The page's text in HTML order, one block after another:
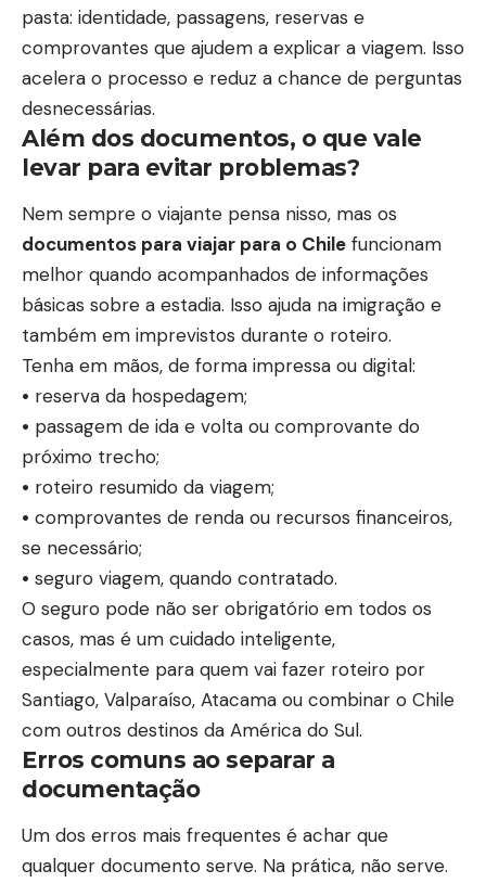
pasta: identidade, passagens, reservas e
comprovantes que ajudem a explicar a viagem. Isso
acelera o processo e reduz a chance de perguntas
desnecessárias.
Além dos documentos, o que vale
levar para evitar problemas?
Nem sempre o viajante pensa nisso, mas os
documentos para viajar para o Chile funcionam
melhor quando acompanhados de informações
básicas sobre a estadia. Isso ajuda na imigração e
também em imprevistos durante o roteiro.
Tenha em mãos, de forma impressa ou digital:
• reserva da hospedagem;
• passagem de ida e volta ou comprovante do
próximo trecho;
• roteiro resumido da viagem;
• comprovantes de renda ou recursos financeiros,
se necessário;
• seguro viagem, quando contratado.
O seguro pode não ser obrigatório em todos os
casos, mas é um cuidado inteligente,
especialmente para quem vai fazer roteiro por
Santiago, Valparaíso, Atacama ou combinar o Chile
com outros destinos da América do Sul.
Erros comuns ao separar a
documentação
Um dos erros mais frequentes é achar que
qualquer documento serve. Na prática, não serve.